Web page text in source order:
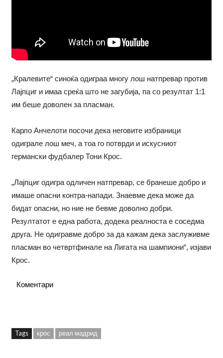
„Кралевите“ синоќа одиграа многу лош натпревар против
Лајпциг и имаа среќа што не загубија, па со резултат 1:1
им беше доволен за пласман.
Карло Анчелоти посочи дека неговите избраници
одиграле лош меч, а тоа го потврди и искусниот
германски фудбалер Тони Крос.
„Лајпциг одигра одличен натпревар, се бранеше добро и
имаше опасни контра-напади. Знаевме дека може да
бидат опасни, но ние не бевме доволно добри.
Резултатот е една работа, додека реалноста е соседма
друга. Не одигравме добро за да кажам дека заслуживме
пласман во четвртфинале на Лигата на шампиони“, изјави
Крос.
Коментари
Tags крос реал мадрид